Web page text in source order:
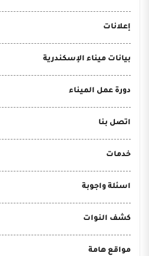
إعلانات
بيانات ميناء الإسكندرية
دورة عمل الميناء
اتصل بنا
خدمات
اسئلة واجوبة
كشف النوات
مواقع هامة